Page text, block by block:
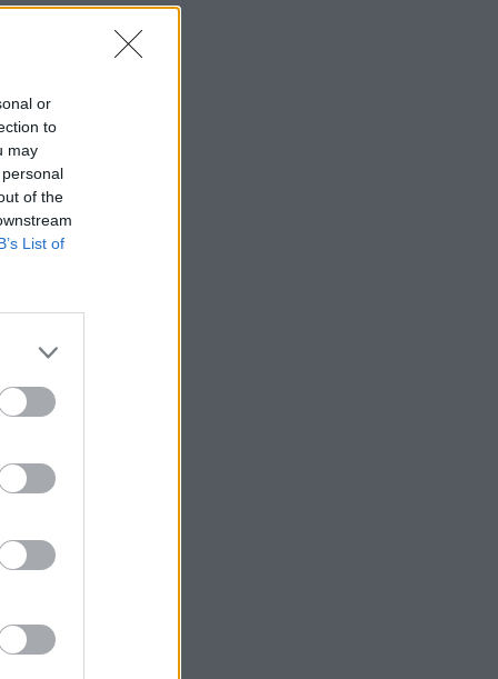
or
to
may
of the
List of